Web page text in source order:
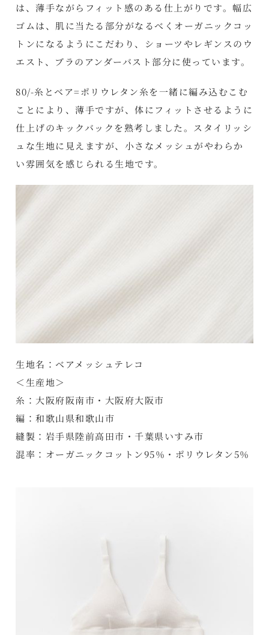
は、薄手ながらフィット感のある仕上がりです。幅広
ゴムは、肌に当たる部分がなるべくオーガニックコッ
トンになるようにこだわり、ショーツやレギンスのウ
エスト、ブラのアンダーバスト部分に使っています。
80/-糸とベア=ポリウレタン糸を一緒に編み込むこむ
ことにより、薄手ですが、体にフィットさせるように
仕上げのキックバックを熟考しました。スタイリッシ
ュな生地に見えますが、小さなメッシュがやわらか
い雰囲気を感じられる生地です。
生地名：ベアメッシュテレコ
＜生産地＞
糸：大阪府阪南市・大阪府大阪市
編：和歌山県和歌山市
縫製：岩手県陸前高田市・千葉県いすみ市
混率：オーガニックコットン95％・ポリウレタン5％